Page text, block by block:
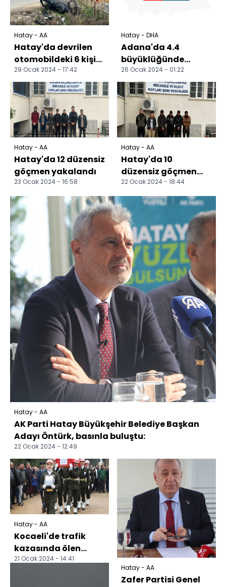
Hatay - AA
Hatay'da devrilen
otomobildeki 6 kişi
yaralandı
29 Ocak 2024 - 17:42
Hatay - DHA
Adana'da 4.4
büyüklüğünde
deprem
26 Ocak 2024 - 01:22
Hatay - AA
Hatay'da 12 düzensiz
göçmen yakalandı
23 Ocak 2024 - 16:58
Hatay - AA
Hatay'da 10
düzensiz göçmen
yakalandı
22 Ocak 2024 - 18:44
Hatay - AA
AK Parti Hatay Büyükşehir Belediye Başkan
Adayı Öntürk, basınla buluştu:
22 Ocak 2024 - 12:49
Hatay - AA
Kocaeli'de trafik
kazasında ölen
astsubayın cenazesi
21 Ocak 2024 - 14:41
Hatay - AA
Zafer Partisi Genel